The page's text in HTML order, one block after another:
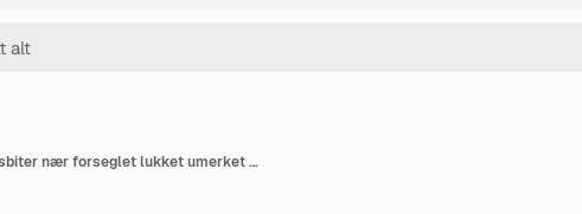
Hånd heller bærsiderdrikke i glass med isbiter nær forseglet lukket umerket flaske med oransje aperol